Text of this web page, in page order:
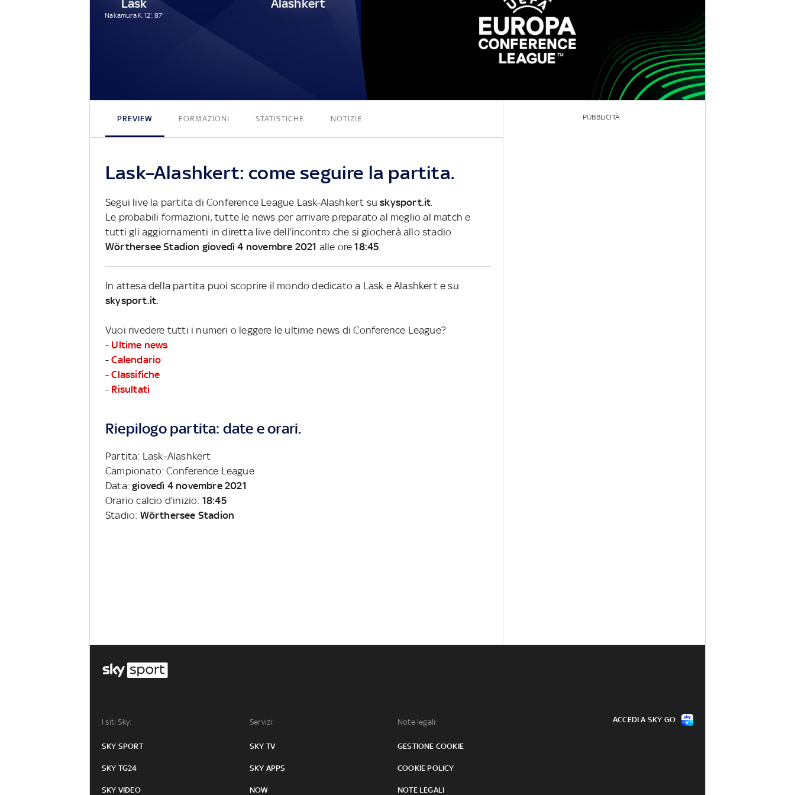
Lask
Nakamura K. 12', 87'
Alashkert
PREVIEW FORMAZIONI STATISTICHE NOTIZIE
Lask–Alashkert: come seguire la partita.
Segui live la partita di Conference League Lask-Alashkert suskysport.it
Le probabili formazioni, tutte le news per arrivare preparato al meglio al match e
tutti gli aggiornamenti in diretta live dell’incontro che si giocherà allo stadio
Wörthersee Stadion giovedì 4 novembre 2021 alle ore18:45
In attesa della partita puoi scoprire il mondo dedicato a Lask e Alashkert e su
skysport.it.
Vuoi rivedere tutti i numeri o leggere le ultime news di Conference League?
- Ultime news
-Calendario
-Classifiche
- Risultati
Riepilogo partita: date e orari.
Partita: Lask–Alashkert
Campionato: Conference League
Data:giovedì 4 novembre 2021
Orario calcio d’inizio: 18:45
Stadio: Wörthersee Stadion
PUBBLICITÀ
I siti Sky:
SKY SPORT
SKY TG24
SKY VIDEO
Servizi:
SKY TV
SKY APPS
NOW
Note legali:
GESTIONE COOKIE
COOKIE POLICY
NOTE LEGALI
ACCEDI A SKY GO